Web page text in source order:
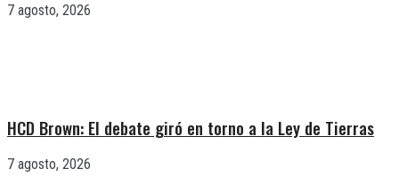
7 agosto, 2026
HCD Brown: El debate giró en torno a la Ley de Tierras
7 agosto, 2026